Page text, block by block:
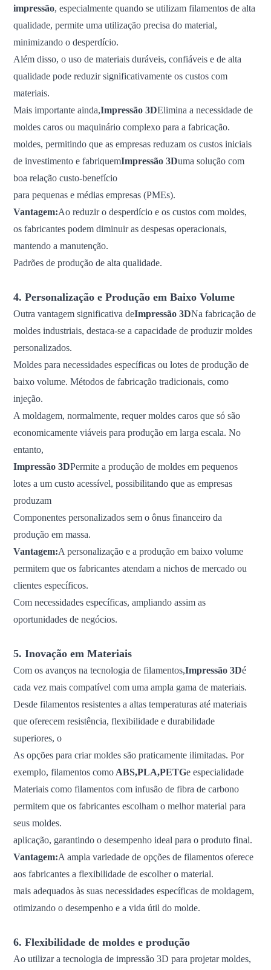
impressão, especialmente quando se utilizam filamentos de alta
qualidade, permite uma utilização precisa do material,
minimizando o desperdício.
Além disso, o uso de materiais duráveis, confiáveis ​​e de alta
qualidade pode reduzir significativamente os custos com
materiais.
Mais importante ainda,Impressão 3DElimina a necessidade de
moldes caros ou maquinário complexo para a fabricação.
moldes, permitindo que as empresas reduzam os custos iniciais
de investimento e fabriquemImpressão 3Duma solução com
boa relação custo-benefício
para pequenas e médias empresas (PMEs).
Vantagem:Ao reduzir o desperdício e os custos com moldes,
os fabricantes podem diminuir as despesas operacionais,
mantendo a manutenção.
Padrões de produção de alta qualidade.
4. Personalização e Produção em Baixo Volume
Outra vantagem significativa deImpressão 3DNa fabricação de
moldes industriais, destaca-se a capacidade de produzir moldes
personalizados.
Moldes para necessidades específicas ou lotes de produção de
baixo volume. Métodos de fabricação tradicionais, como
injeção.
A moldagem, normalmente, requer moldes caros que só são
economicamente viáveis ​​para produção em larga escala. No
entanto,
Impressão 3DPermite a produção de moldes em pequenos
lotes a um custo acessível, possibilitando que as empresas
produzam
Componentes personalizados sem o ônus financeiro da
produção em massa.
Vantagem:A personalização e a produção em baixo volume
permitem que os fabricantes atendam a nichos de mercado ou
clientes específicos.
Com necessidades específicas, ampliando assim as
oportunidades de negócios.
5. Inovação em Materiais
Com os avanços na tecnologia de filamentos,Impressão 3Dé
cada vez mais compatível com uma ampla gama de materiais.
Desde filamentos resistentes a altas temperaturas até materiais
que oferecem resistência, flexibilidade e durabilidade
superiores, o
As opções para criar moldes são praticamente ilimitadas. Por
exemplo, filamentos como ABS,PLA,PETGe especialidade
Materiais como filamentos com infusão de fibra de carbono
permitem que os fabricantes escolham o melhor material para
seus moldes.
aplicação, garantindo o desempenho ideal para o produto final.
Vantagem:A ampla variedade de opções de filamentos oferece
aos fabricantes a flexibilidade de escolher o material.
mais adequados às suas necessidades específicas de moldagem,
otimizando o desempenho e a vida útil do molde.
6. Flexibilidade de moldes e produção
Ao utilizar a tecnologia de impressão 3D para projetar moldes,